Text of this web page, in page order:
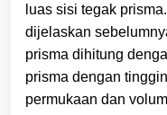
luas sisi tegak
dijelaskan
prisma dihitung
prisma dengan
permukaan dan